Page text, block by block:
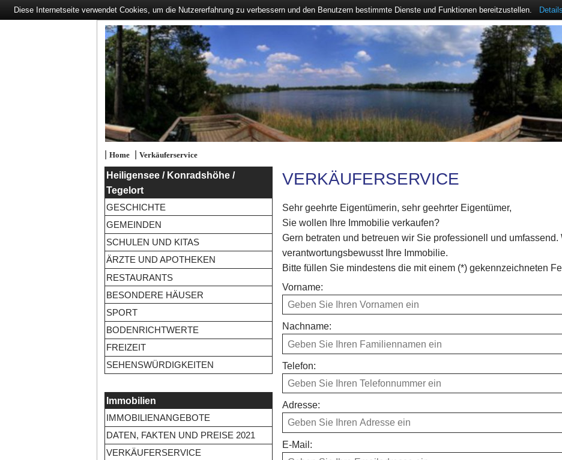
| Home| Verkäuferservice
Heiligensee / Konradshöhe /
Tegelort
GESCHICHTE
GEMEINDEN
SCHULEN UND KITAS
ÄRZTE UND APOTHEKEN
RESTAURANTS
BESONDERE HÄUSER
SPORT
BODENRICHTWERTE
FREIZEIT
SEHENSWÜRDIGKEITEN
Immobilien
IMMOBILIENANGEBOTE
DATEN, FAKTEN UND PREISE 2021
VERKÄUFERSERVICE
VERKÄUFERSERVICE
Sehr geehrte Eigentümerin, sehr geehrter Eigentümer,
Sie wollen Ihre Immobilie verkaufen?
Gern betraten und betreuen wir Sie professionell und
verantwortungsbewusst Ihre Immobilie.
Bitte füllen Sie mindestens die mit einem (*) gekennzeichneten
Vorname:
Nachname:
Telefon:
Adresse:
E-Mail:
Diese Internetseite verwendet Cookies, um die Nutzererfahrung zu verbessern und den Benutzern bestimmte Dienste und Funktionen bereitzustellen. Details